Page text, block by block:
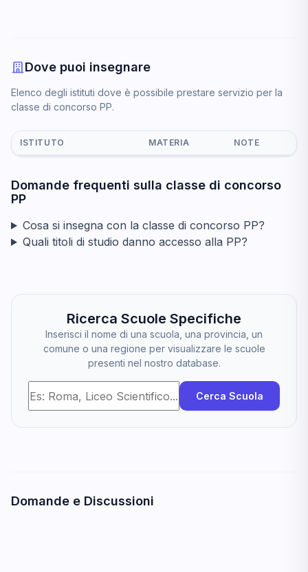
Dove puoi insegnare
Elenco degli istituti dove è possibile prestare servizio per la
classe di concorso PP.
ISTITUTO MATERIA NOTE
Domande frequenti sulla classe di concorso
PP
Cosa si insegna con la classe di concorso PP?
Quali titoli di studio danno accesso alla PP?
Ricerca Scuole Specifiche
Inserisci il nome di una scuola, una provincia, un
comune o una regione per visualizzare le scuole
presenti nel nostro database.
Cerca Scuola
Domande e Discussioni